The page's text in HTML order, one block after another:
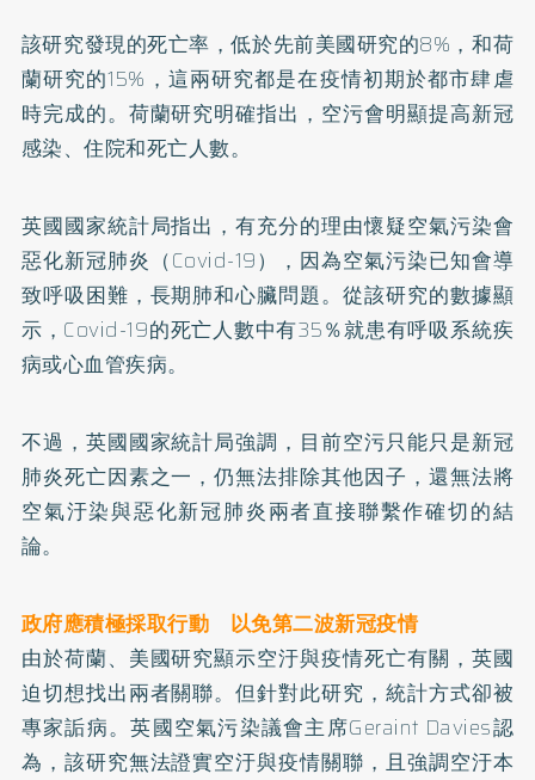
該研究發現的死亡率，低於先前美國研究的8%，和荷
蘭研究的15%，這兩研究都是在疫情初期於都市肆虐
時完成的。荷蘭研究明確指出，空污會明顯提高新冠
感染、住院和死亡人數。
英國國家統計局指出，有充分的理由懷疑空氣污染會
惡化新冠肺炎（Covid-19），因為空氣污染已知會導
致呼吸困難，長期肺和心臟問題。從該研究的數據顯
示，Covid-19的死亡人數中有35％就患有呼吸系統疾
病或心血管疾病。
不過，英國國家統計局強調，目前空污只能只是新冠
肺炎死亡因素之一，仍無法排除其他因子，還無法將
空氣汙染與惡化新冠肺炎兩者直接聯繫作確切的結
論。
政府應積極採取行動 以免第二波新冠疫情
由於荷蘭、美國研究顯示空汙與疫情死亡有關，英國
迫切想找出兩者關聯。但針對此研究，統計方式卻被
專家詬病。英國空氣污染議會主席Geraint Davies認
為，該研究無法證實空汙與疫情關聯，且強調空汙本